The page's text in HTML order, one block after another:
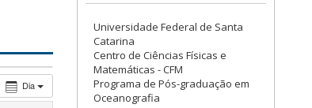
Dia
Universidade Federal de Santa
Catarina
Centro de Ciências Físicas e
Matemáticas - CFM
Programa de Pós-graduação em
Oceanografia